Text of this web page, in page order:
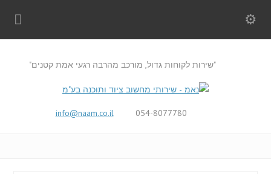
"שירות לקוחות גדול, מורכב מהרבה רגעי אמת קטנים"
info@naam.co.il